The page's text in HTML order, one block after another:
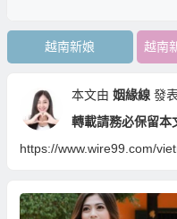
越南新娘 越南
本文由 姻緣線 發
轉載請務必保留本
https://www.wire99.com/